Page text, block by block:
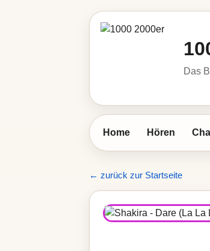
Das
Home Hören
← zurück zur Startseite